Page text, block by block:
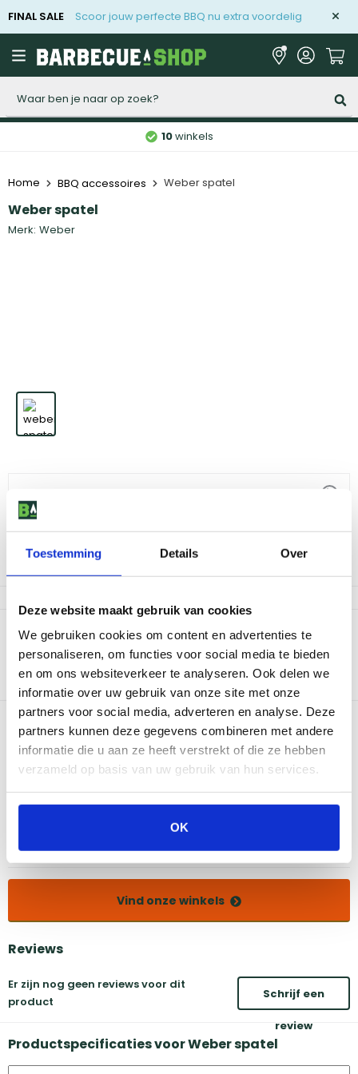
Toestemming Details Over
Deze website maakt gebruik van cookies
We gebruiken cookies om content en advertenties te
personaliseren, om functies voor social media te bieden
en om ons websiteverkeer te analyseren. Ook delen we
informatie over uw gebruik van onze site met onze
partners voor social media, adverteren en analyse. Deze
partners kunnen deze gegevens combineren met andere
informatie die u aan ze heeft verstrekt of die ze hebben
verzameld op basis van uw gebruik van hun services.
OK
FINAL SALE Scoor jouw perfecte BBQ nu extra voordelig
10winkels
Home BBQ accessoires Weber spatel
Weber spatel
Merk: Weber
Productomschrijving
Stijlvol vormgegeven spatel vervaardigd van hittebestendig
nylon. Ideaal voor gebruik met bijvoorbeeld het Weber Style
cookware. Met silicone lus voor gemakkelijk ophangen.
Bekijk dit product in onze winkels
Breda
Duiven
Groningen
Vind onze winkels
Reviews
Er zijn nog geen reviews voor dit
product
Schrijf een
review
Productspecificaties voor Weber spatel